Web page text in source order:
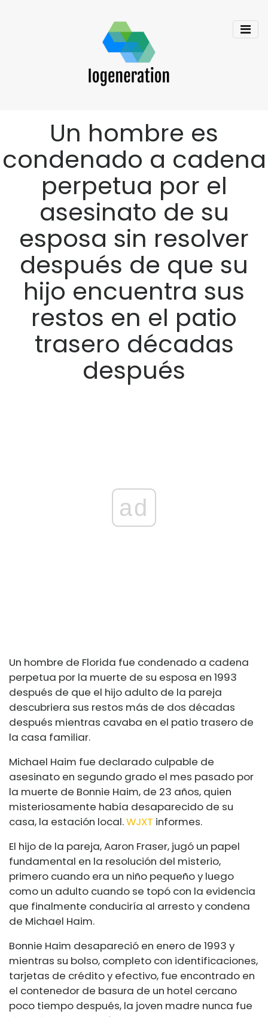
Un hombre es
condenado a cadena
perpetua por el
asesinato de su
esposa sin resolver
después de que su
hijo encuentra sus
restos en el patio
trasero décadas
después
ad
Un hombre de Florida fue condenado a cadena
perpetua por la muerte de su esposa en 1993
después de que el hijo adulto de la pareja
descubriera sus restos más de dos décadas
después mientras cavaba en el patio trasero de
la casa familiar.
Michael Haim fue declarado culpable de
asesinato en segundo grado el mes pasado por
la muerte de Bonnie Haim, de 23 años, quien
misteriosamente había desaparecido de su
casa, la estación local.WJXT informes.
El hijo de la pareja, Aaron Fraser, jugó un papel
fundamental en la resolución del misterio,
primero cuando era un niño pequeño y luego
como un adulto cuando se topó con la evidencia
que finalmente conduciría al arresto y condena
de Michael Haim.
Bonnie Haim desapareció en enero de 1993 y
mientras su bolso, completo con identificaciones,
tarjetas de crédito y efectivo, fue encontrado en
el contenedor de basura de un hotel cercano
poco tiempo después, la joven madre nunca fue